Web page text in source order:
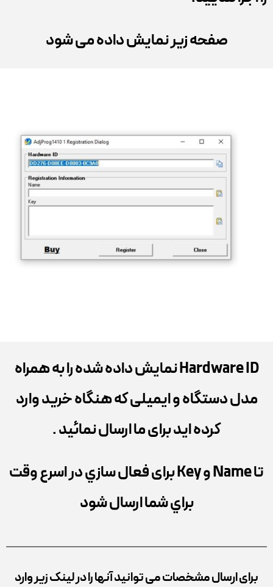
صفحه زیر نمایش داده می شود
Hardware ID نمایش داده شده را به همراه
مدل دستگاه و ایمیلی که هنگاه خرید وارد
کرده اید برای ما ارسال نمائید .
تا Name و Key برای فعال سازي در اسرع وقت
براي شما ارسال شود
برای ارسال مشخصات می توانید آنها را در لینک زیر وارد